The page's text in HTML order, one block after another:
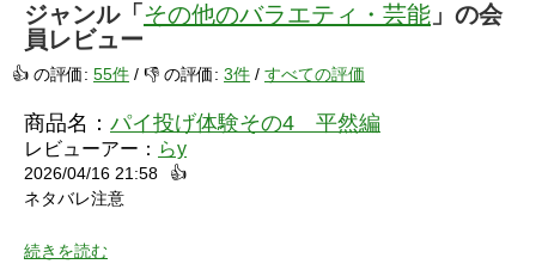
ジャンル「 その他のバラエティ・芸能 」の会
員レビュー
👍 の評価: 55件 / 👎 の評価: 3件 / すべての評価
商品名： パイ投げ体験その4 平然編
レビューアー： らy
2026/04/16 21:58
👍
ネタバレ注意
続きを読む